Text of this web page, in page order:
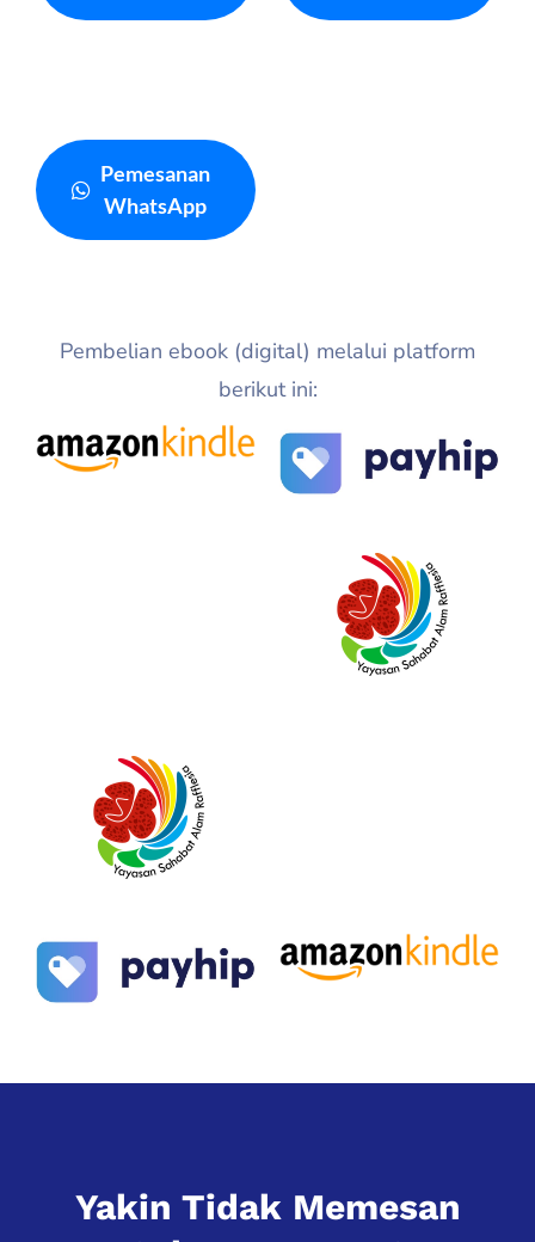
Pemesanan
WhatsApp
Pembelian ebook (digital) melalui platform
berikut ini:
Yakin Tidak Memesan